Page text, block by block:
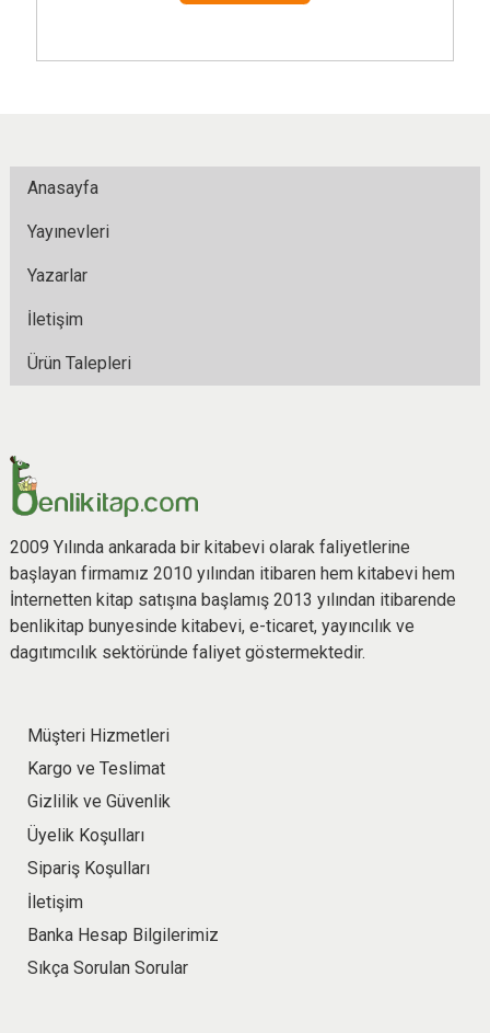
Anasayfa
Yayınevleri
Yazarlar
İletişim
Ürün Talepleri
2009 Yılında ankarada bir kitabevi olarak faliyetlerine
başlayan firmamız 2010 yılından itibaren hem kitabevi hem
İnternetten kitap satışına başlamış 2013 yılından itibarende
benlikitap bunyesinde kitabevi, e-ticaret, yayıncılık ve
dagıtımcılık sektöründe faliyet göstermektedir.
Müşteri Hizmetleri
Kargo ve Teslimat
Gizlilik ve Güvenlik
Üyelik Koşulları
Sipariş Koşulları
İletişim
Banka Hesap Bilgilerimiz
Sıkça Sorulan Sorular